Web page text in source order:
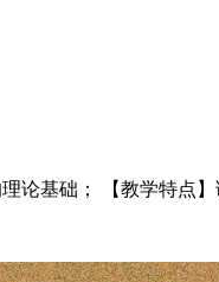
论基础； 【教学特点